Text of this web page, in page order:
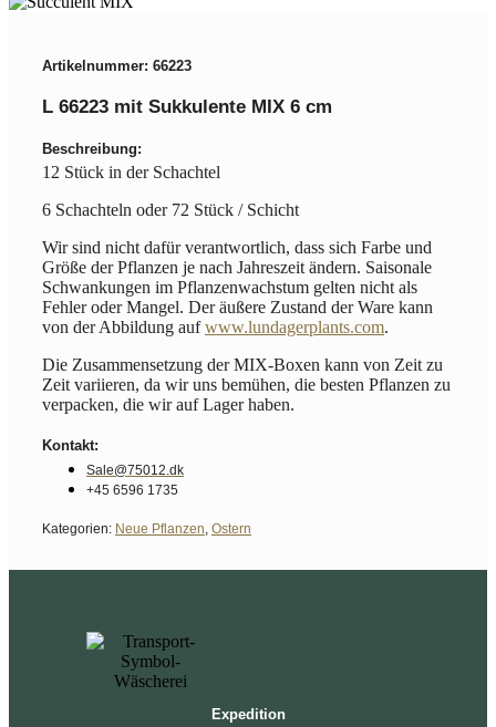
Artikelnummer: 66223
L 66223 mit Sukkulente MIX 6 cm
Beschreibung:
12 Stück in der Schachtel
6 Schachteln oder 72 Stück / Schicht
Wir sind nicht dafür verantwortlich, dass sich Farbe und
Größe der Pflanzen je nach Jahreszeit ändern. Saisonale
Schwankungen im Pflanzenwachstum gelten nicht als
Fehler oder Mangel. Der äußere Zustand der Ware kann
von der Abbildung aufwww.lundagerplants.com.
Die Zusammensetzung der MIX-Boxen kann von Zeit zu
Zeit variieren, da wir uns bemühen, die besten Pflanzen zu
verpacken, die wir auf Lager haben.
Kontakt:
Sale@75012.dk
+45 6596 1735
Kategorien: Neue Pflanzen Ostern
Expedition